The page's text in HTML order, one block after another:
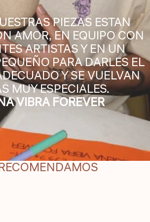
PIEZAS ESTAN
AMOR, EN EQUIPO CON
ARTISTAS Y EN UN
PARA DARLES EL
Y SE VUELVAN
MUY ESPECIALES.
VIBRA FOREVER